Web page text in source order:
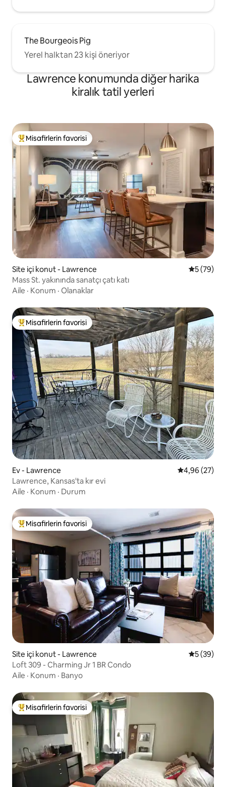
The Bourgeois Pig
Yerel halktan 23 kişi öneriyor
Lawrence konumunda diğer harika
kiralık tatil yerleri
Misafirlerin favorilerinden en beğenilenler arasında
Misafirlerin favorisi
Site içi konut - Lawrence 55 (79)
Mass St. yakınında sanatçı çatı katı
Aile · Konum · Olanaklar
Misafirlerin favorilerinden en beğenilenler arasında
Misafirlerin favorisi
Ev - Lawrence 5 üzerinden
4,96 (27)
Lawrence, Kansas'ta kır evi
Aile · Konum · Durum
Misafirlerin favorilerinden en beğenilenler arasında
Misafirlerin favorisi
Site içi konut - Lawrence 55 (39)
Loft 309 - Charming Jr 1 BR Condo
Aile · Konum · Banyo
Misafirlerin favorilerinden en beğenilenler arasında
Misafirlerin favorisi